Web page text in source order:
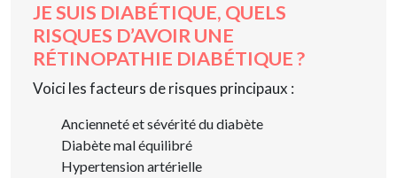
JE SUIS DIABÉTIQUE, QUELS
RISQUES D’AVOIR UNE
RÉTINOPATHIE DIABÉTIQUE ?
Voici les facteurs de risques principaux :
Ancienneté et sévérité du diabète
Diabète mal équilibré
Hypertension artérielle